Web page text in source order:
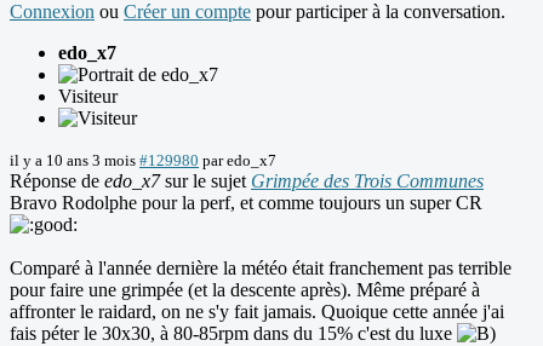
Connexion ou Créer un compte pour participer à la conversation.
edo_x7
Visiteur
il y a 10 ans 3 mois #129980 paredo_x7
Réponse de edo_x7sur le sujet Grimpée des Trois Communes
Bravo Rodolphe pour la perf, et comme toujours un super CR
Comparé à l'année dernière la météo était franchement pas terrible
pour faire une grimpée (et la descente après). Même préparé à
affronter le raidard, on ne s'y fait jamais. Quoique cette année j'ai
fais péter le 30x30, à 80-85rpm dans du 15% c'est du luxe